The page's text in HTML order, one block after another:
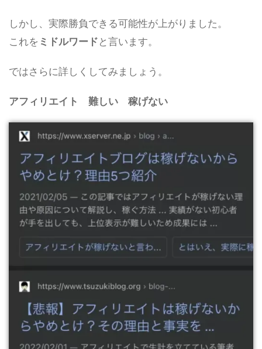
しかし、実際勝負できる可能性が上がりました。
これを ミドルワード と言います。
ではさらに詳しくしてみましょう。
アフィリエイト 難しい 稼げない